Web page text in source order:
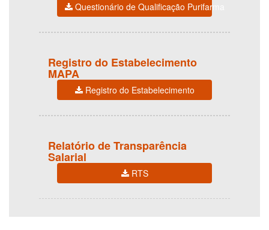
Questionário de Qualificação Purifarma
Registro do Estabelecimento
MAPA
Registro do Estabelecimento
Relatório de Transparência
Salarial
RTS